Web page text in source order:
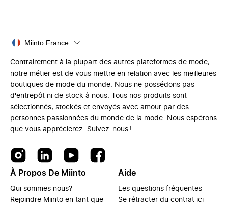
Miinto France
Contrairement à la plupart des autres plateformes de mode,
notre métier est de vous mettre en relation avec les meilleures
boutiques de mode du monde. Nous ne possédons pas
d'entrepôt ni de stock à nous. Tous nos produits sont
sélectionnés, stockés et envoyés avec amour par des
personnes passionnées du monde de la mode. Nous espérons
que vous apprécierez. Suivez-nous !
À Propos De Miinto
Qui sommes nous?
Rejoindre Miinto en tant que
Aide
Les questions fréquentes
Se rétracter du contrat ici